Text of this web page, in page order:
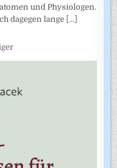
und Physiologen.
dagegen lange [...]